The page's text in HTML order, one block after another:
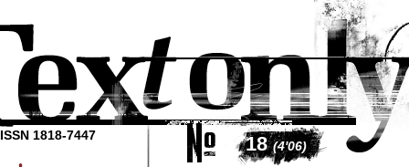
ISSN 1818-7447 18(4'06)